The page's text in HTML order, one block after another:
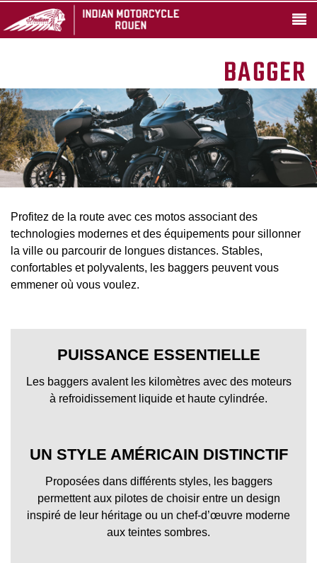
BAGGER
Profitez de la route avec ces motos associant des
technologies modernes et des équipements pour sillonner
la ville ou parcourir de longues distances. Stables,
confortables et polyvalents, les baggers peuvent vous
emmener où vous voulez.
PUISSANCE ESSENTIELLE
Les baggers avalent les kilomètres avec des moteurs
à refroidissement liquide et haute cylindrée.
UN STYLE AMÉRICAIN DISTINCTIF
Proposées dans différents styles, les baggers
permettent aux pilotes de choisir entre un design
inspiré de leur héritage ou un chef-d’œuvre moderne
aux teintes sombres.